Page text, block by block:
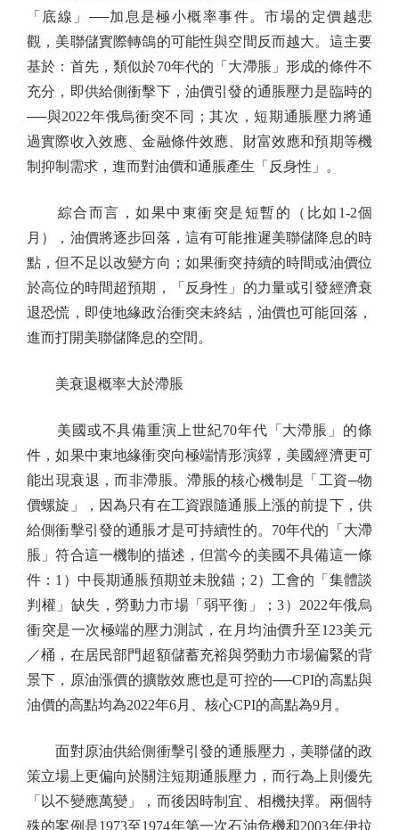
「底線」──加息是極小概率事件。市場的定價越悲
觀，美聯儲實際轉鴿的可能性與空間反而越大。這主要
基於：首先，類似於70年代的「大滯脹」形成的條件不
充分，即供給側衝擊下，油價引發的通脹壓力是臨時的
──與2022年俄烏衝突不同；其次，短期通脹壓力將通
過實際收入效應、金融條件效應、財富效應和預期等機
制抑制需求，進而對油價和通脹產生「反身性」。
綜合而言，如果中東衝突是短暫的（比如1-2個
月），油價將逐步回落，這有可能推遲美聯儲降息的時
點，但不足以改變方向；如果衝突持續的時間或油價位
於高位的時間超預期，「反身性」的力量或引發經濟衰
退恐慌，即使地緣政治衝突未終結，油價也可能回落，
進而打開美聯儲降息的空間。
美衰退概率大於滯脹
美國或不具備重演上世紀70年代「大滯脹」的條
件，如果中東地緣衝突向極端情形演繹，美國經濟更可
能出現衰退，而非滯脹。滯脹的核心機制是「工資─物
價螺旋」，因為只有在工資跟隨通脹上漲的前提下，供
給側衝擊引發的通脹才是可持續性的。70年代的「大滯
脹」符合這一機制的描述，但當今的美國不具備這一條
件：1）中長期通脹預期並未脫錨；2）工會的「集體談
判權」缺失，勞動力市場「弱平衡」；3）2022年俄烏
衝突是一次極端的壓力測試，在月均油價升至123美元
／桶，在居民部門超額儲蓄充裕與勞動力市場偏緊的背
景下，原油漲價的擴散效應也是可控的──CPI的高點與
油價的高點均為2022年6月、核心CPI的高點為9月。
面對原油供給側衝擊引發的通脹壓力，美聯儲的政
策立場上更偏向於關注短期通脹壓力，而行為上則優先
「以不變應萬變」，而後因時制宜、相機抉擇。兩個特
殊的案例是1973至1974年第一次石油危機和2003年伊拉